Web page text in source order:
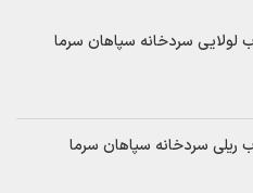
لولایی سردخانه سپاهان سرما
ریلی سردخانه سپاهان سرما